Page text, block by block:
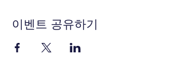
이벤트 공유하기